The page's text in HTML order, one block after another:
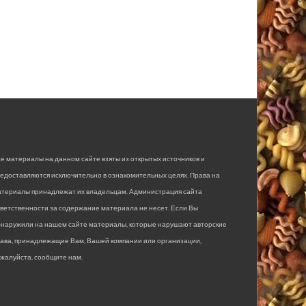
материалы на данном сайте взяты из открытых источников и
исключительно в ознакомительных целях. Права на
принадлежат их владельцам. Администрация сайта
за содержание материала не несет. Если Вы
на нашем сайте материалы, которые нарушают авторские
принадлежащие Вам, Вашей компании или организации,
сообщите нам.